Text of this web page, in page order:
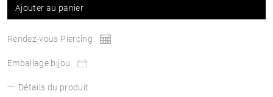
Ajouter au panier
Rendez-vous Piercing
Emballage bijou
Détails du produit